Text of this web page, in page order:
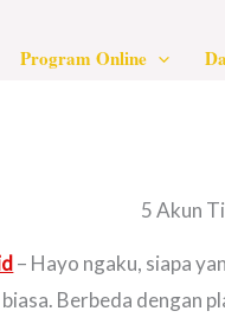
Program Online
5 Akun
– Hayo ngaku, siapa
Berbeda dengan